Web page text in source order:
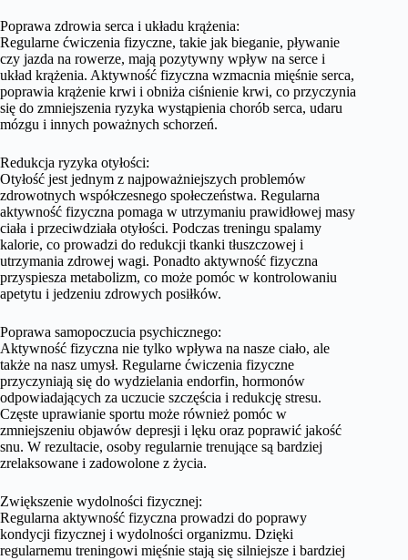
Poprawa zdrowia serca i układu krążenia:
Regularne ćwiczenia fizyczne, takie jak bieganie, pływanie
czy jazda na rowerze, mają pozytywny wpływ na serce i
układ krążenia. Aktywność fizyczna wzmacnia mięśnie serca,
poprawia krążenie krwi i obniża ciśnienie krwi, co przyczynia
się do zmniejszenia ryzyka wystąpienia chorób serca, udaru
mózgu i innych poważnych schorzeń.
Redukcja ryzyka otyłości:
Otyłość jest jednym z najpoważniejszych problemów
zdrowotnych współczesnego społeczeństwa. Regularna
aktywność fizyczna pomaga w utrzymaniu prawidłowej masy
ciała i przeciwdziała otyłości. Podczas treningu spalamy
kalorie, co prowadzi do redukcji tkanki tłuszczowej i
utrzymania zdrowej wagi. Ponadto aktywność fizyczna
przyspiesza metabolizm, co może pomóc w kontrolowaniu
apetytu i jedzeniu zdrowych posiłków.
Poprawa samopoczucia psychicznego:
Aktywność fizyczna nie tylko wpływa na nasze ciało, ale
także na nasz umysł. Regularne ćwiczenia fizyczne
przyczyniają się do wydzielania endorfin, hormonów
odpowiadających za uczucie szczęścia i redukcję stresu.
Częste uprawianie sportu może również pomóc w
zmniejszeniu objawów depresji i lęku oraz poprawić jakość
snu. W rezultacie, osoby regularnie trenujące są bardziej
zrelaksowane i zadowolone z życia.
Zwiększenie wydolności fizycznej:
Regularna aktywność fizyczna prowadzi do poprawy
kondycji fizycznej i wydolności organizmu. Dzięki
regularnemu treningowi mięśnie stają się silniejsze i bardziej